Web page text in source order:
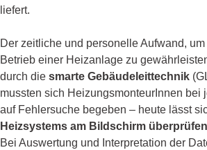
liefert.
Der zeitliche und personelle Aufwand,
Betrieb einer Heizanlage zu
durch die smarte Gebäudeleittechnik
mussten sich HeizungsmonteurInnen bei
auf Fehlersuche begeben – heute lässt
Heizsystems am Bildschirm überprüfen
Bei Auswertung und Interpretation der